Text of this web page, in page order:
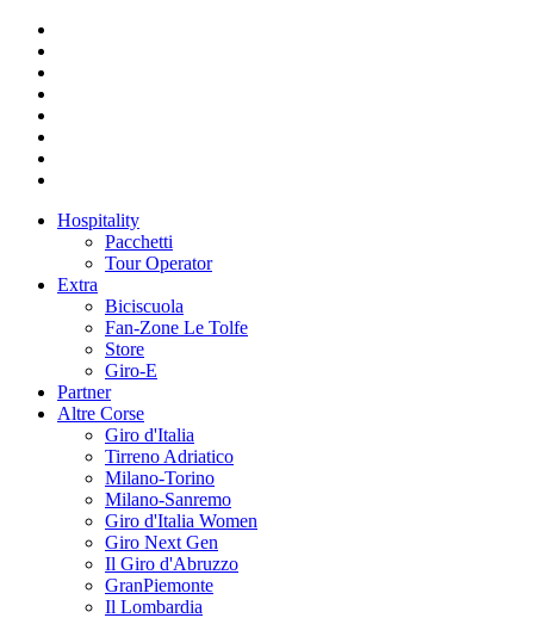
Hospitality
Pacchetti
Tour Operator
Extra
Biciscuola
Fan-Zone Le Tolfe
Store
Giro-E
Partner
Altre Corse
Giro d'Italia
Tirreno Adriatico
Milano-Torino
Milano-Sanremo
Giro d'Italia Women
Giro Next Gen
Il Giro d'Abruzzo
GranPiemonte
Il Lombardia